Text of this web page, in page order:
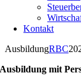
Kontakt
AusbildungRBC
Ausbildung mit